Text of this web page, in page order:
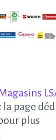
page
plus